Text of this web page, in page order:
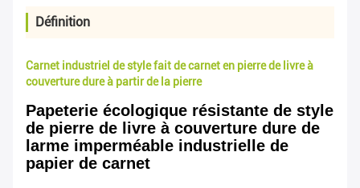
Définition
Carnet industriel de style fait de carnet en pierre de livre à
couverture dure à partir de la pierre
Papeterie écologique résistante de style
de pierre de livre à couverture dure de
larme imperméable industrielle de
papier de carnet